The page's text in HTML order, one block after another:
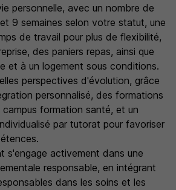
personnelle, avec un nombre de
9 semaines selon votre statut, une
de travail pour plus de flexibilité,
des paniers repas, ainsi que
et à un logement sous conditions.
perspectives d'évolution, grâce
personnalisé, des formations
formation santé, et un
par tutorat pour favoriser
s'engage activement dans une
responsable, en intégrant
dans les soins et les